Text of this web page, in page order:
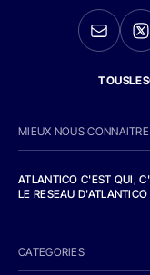
MIEUX NOUS CONNAITRE
ATLANTICO C'EST QUI,
LE RESEAU D'ATLANTICO
CATEGORIES